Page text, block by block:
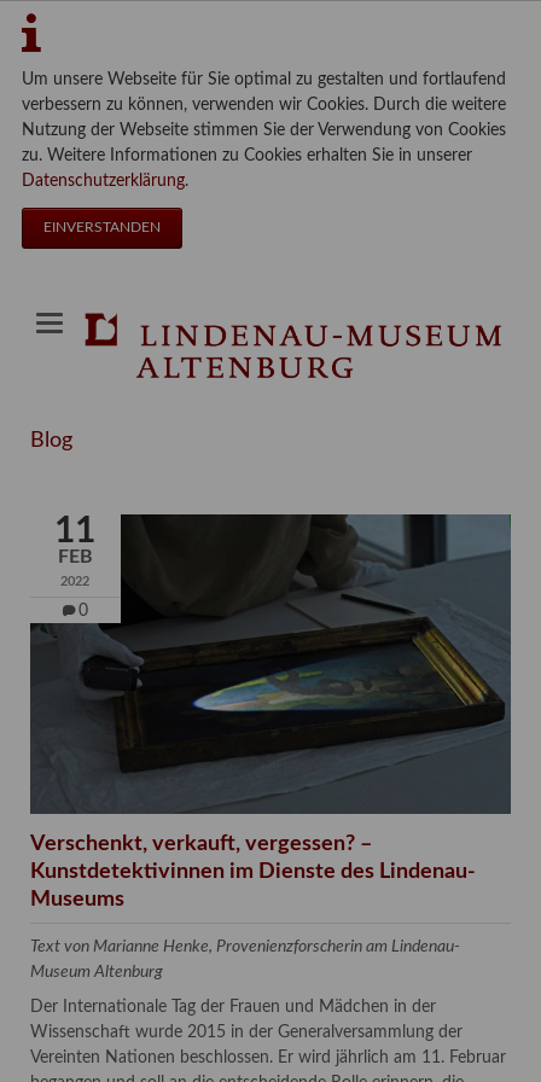
Um unsere Webseite für Sie optimal zu gestalten und fortlaufend
verbessern zu können, verwenden wir Cookies. Durch die weitere
Nutzung der Webseite stimmen Sie der Verwendung von Cookies
zu. Weitere Informationen zu Cookies erhalten Sie in unserer
Datenschutzerklärung.
EINVERSTANDEN
Blog
11
FEB
2022
0
Verschenkt, verkauft, vergessen? –
Kunstdetektivinnen im Dienste des Lindenau-
Museums
Text von Marianne Henke, Provenienzforscherin am Lindenau-
Museum Altenburg
Der Internationale Tag der Frauen und Mädchen in der
Wissenschaft wurde 2015 in der Generalversammlung der
Vereinten Nationen beschlossen. Er wird jährlich am 11. Februar